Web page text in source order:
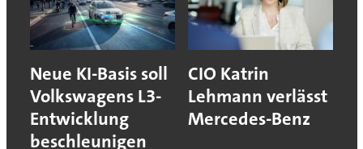
Neue KI-Basis soll
Volkswagens L3-
Entwicklung
beschleunigen
CIO Katrin
Lehmann verlässt
Mercedes-Benz